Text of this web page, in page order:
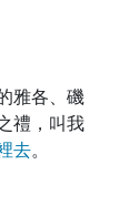
雅各、磯
禮，叫我
去。